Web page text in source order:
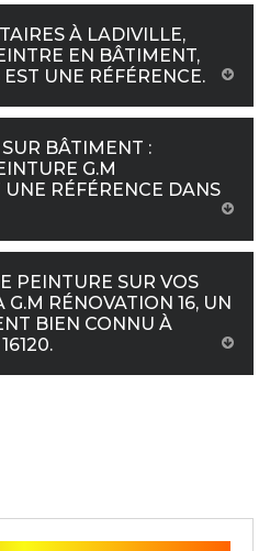
À LADIVILLE,
EN BÂTIMENT,
UNE RÉFÉRENCE.
BÂTIMENT :
G.M
UNE RÉFÉRENCE DANS
PEINTURE SUR VOS
G.M RÉNOVATION 16, UN
BIEN CONNU À